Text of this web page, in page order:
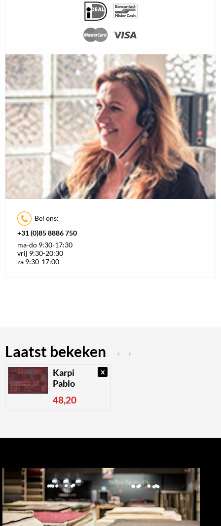
Bel ons:
+31 (0)85 8886 750
ma-do 9:30-17:30
vrij 9:30-20:30
za 9:30-17:00
Laatst bekeken
x
Karpi
Pablo
48,20